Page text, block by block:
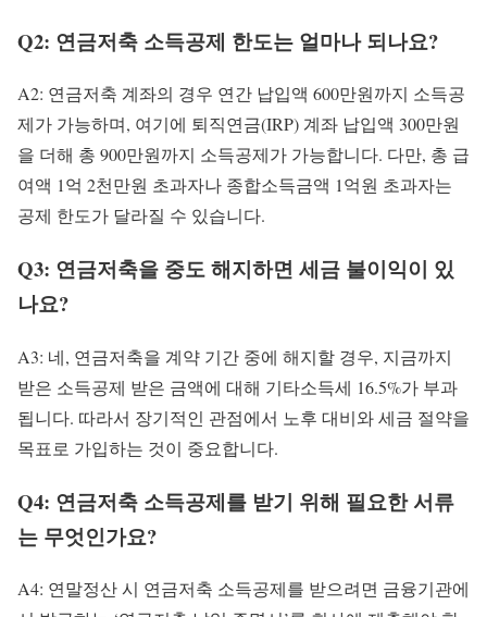
Q2: 연금저축 소득공제 한도는 얼마나 되나요?
A2: 연금저축 계좌의 경우 연간 납입액 600만원까지 소득공
제가 가능하며, 여기에 퇴직연금(IRP) 계좌 납입액 300만원
을 더해 총 900만원까지 소득공제가 가능합니다. 다만, 총 급
여액 1억 2천만원 초과자나 종합소득금액 1억원 초과자는
공제 한도가 달라질 수 있습니다.
Q3: 연금저축을 중도 해지하면 세금 불이익이 있
나요?
A3: 네, 연금저축을 계약 기간 중에 해지할 경우, 지금까지
받은 소득공제 받은 금액에 대해 기타소득세 16.5%가 부과
됩니다. 따라서 장기적인 관점에서 노후 대비와 세금 절약을
목표로 가입하는 것이 중요합니다.
Q4: 연금저축 소득공제를 받기 위해 필요한 서류
는 무엇인가요?
A4: 연말정산 시 연금저축 소득공제를 받으려면 금융기관에